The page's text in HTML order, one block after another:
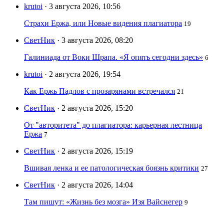
krutoi · 3 августа 2026, 10:56
Страхи Ержа, или Новые видения плагиатора 19
СветНик · 3 августа 2026, 08:20
Галиниада от Воки Шрапа. «Я опять сегодни здесь» 6
krutoi · 2 августа 2026, 19:54
Как Ержь Падлов с прозарянами встречался 21
СветНик · 2 августа 2026, 15:20
От "авторитета" до плагиатора: карьерная лестница
Ержа 7
СветНик · 2 августа 2026, 15:19
Вшивая ленка и ее патологическая боязнь критики 27
СветНик · 2 августа 2026, 14:04
Там пишут: «Жизнь без мозга» Изя Вайснегер 9